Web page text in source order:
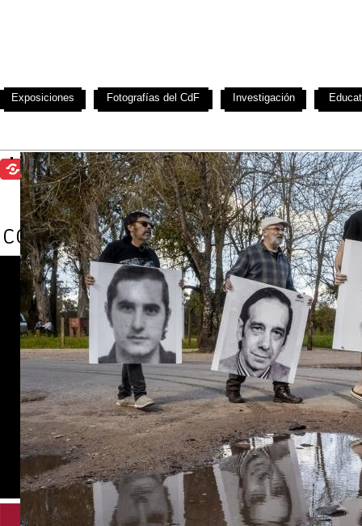
Exposiciones Fotografías del CdF Investigación